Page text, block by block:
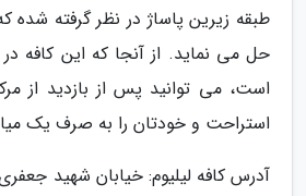
طبقه زیرین پاساژ در نظر گرفته
حل می نماید. از آنجا که این کافه
است، می توانید پس از بازدید از
استراحت و خودتان را به صرف یک
آدرس کافه لیلیوم: خیابان شهید